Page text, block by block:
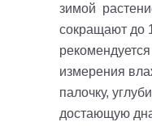
зимой
сокращают до
измерения
палочку,
достающую